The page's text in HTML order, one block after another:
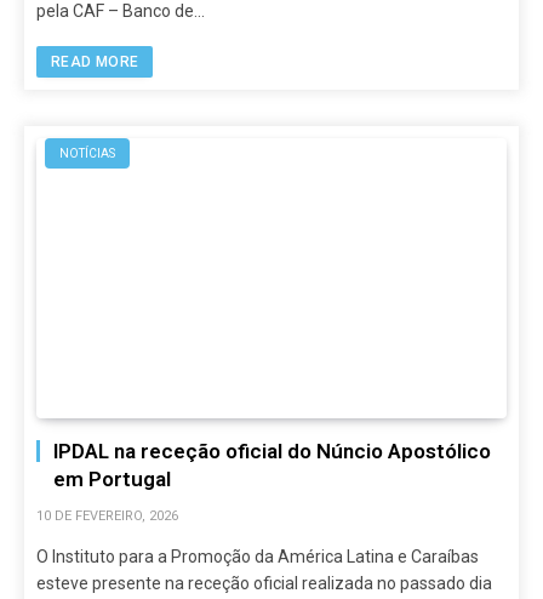
pela CAF – Banco de…
READ MORE
NOTÍCIAS
IPDAL na receção oficial do Núncio Apostólico
em Portugal
10 DE FEVEREIRO, 2026
O Instituto para a Promoção da América Latina e Caraíbas
esteve presente na receção oficial realizada no passado dia